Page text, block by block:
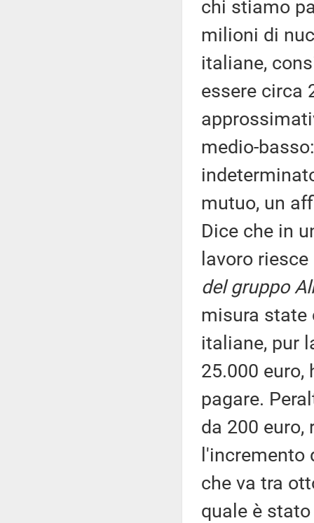
chi stiamo
milioni di
italiane,
essere circa
medio-
mutuo, un
Dice che in
lavoro
del gruppo
misura state
italiane, pur
25.000 euro,
pagare.
da 200 euro,
che va tra
quale è